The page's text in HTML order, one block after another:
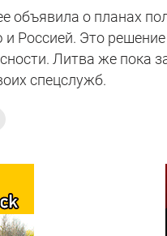
объявила о планах
Россией. Это
Литва же пока
спецслужб.